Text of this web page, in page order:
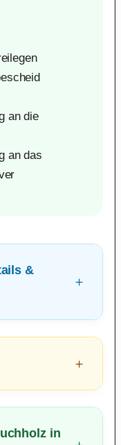
an die
an das
&
in